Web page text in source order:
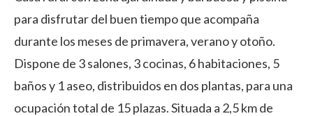
para disfrutar del buen tiempo que acompaña
durante los meses de primavera, verano y otoño.
Dispone de 3 salones, 3 cocinas, 6 habitaciones, 5
baños y 1 aseo, distribuidos en dos plantas, para una
ocupación total de 15 plazas. Situada a 2,5 km de